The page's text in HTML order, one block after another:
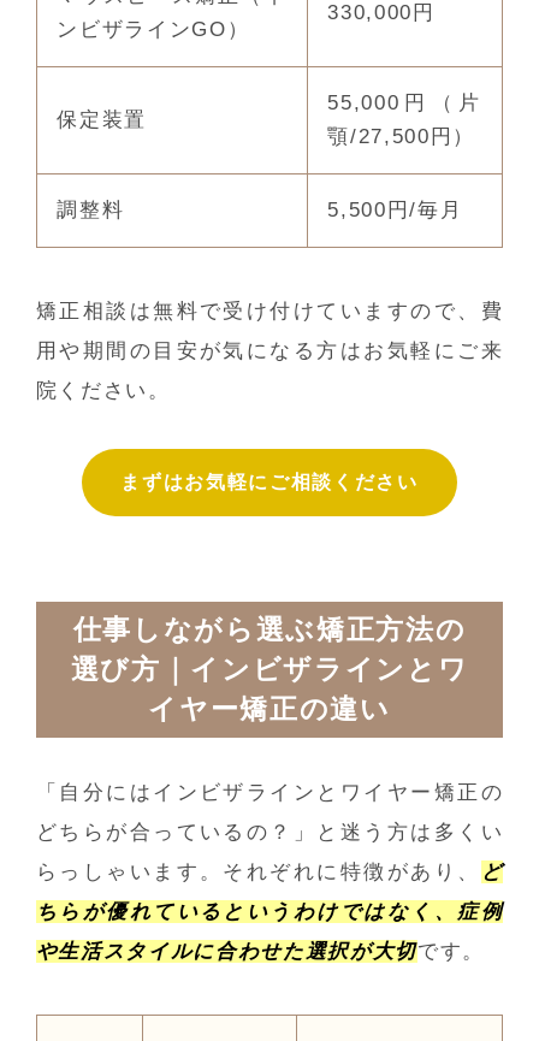
ンビザラインGO）
330,000円
保定装置
55,000円（片
顎/27,500円）
調整料 5,500円/毎月
矯正相談は無料で受け付けていますので、費
用や期間の目安が気になる方はお気軽にご来
院ください。
まずはお気軽にご相談ください
仕事しながら選ぶ矯正方法の
選び方｜インビザラインとワ
イヤー矯正の違い
「自分にはインビザラインとワイヤー矯正の
どちらが合っているの？」と迷う方は多くい
らっしゃいます。それぞれに特徴があり、
ど
ちらが優れているというわけではなく、症例
や生活スタイルに合わせた選択が大切です。